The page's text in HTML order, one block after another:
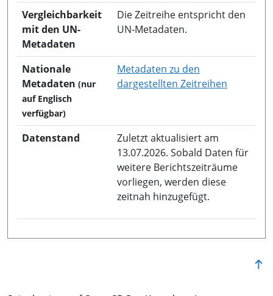
Vergleichbarkeit
mit den UN-
Metadaten
Die Zeitreihe entspricht den
UN-Metadaten.
Nationale
Metadaten (nur
auf Englisch
verfügbar)
Metadaten zu den
dargestellten Zeitreihen
Datenstand
Zuletzt aktualisiert am
13.07.2026. Sobald Daten für
weitere Berichtszeiträume
vorliegen, werden diese
zeitnah hinzugefügt.